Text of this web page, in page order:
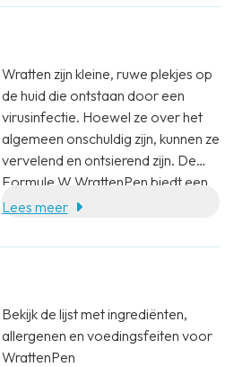
Wratten zijn kleine, ruwe plekjes op
de huid die ontstaan door een
virusinfectie. Hoewel ze over het
algemeen onschuldig zijn, kunnen ze
vervelend en ontsierend zijn. De
Formule W WrattenPen biedt een
eenvoudige en doeltreffende
wratten op handen en voeten,
Lees meer
Bekijk de lijst met ingrediënten,
allergenen en voedingsfeiten voor
WrattenPen